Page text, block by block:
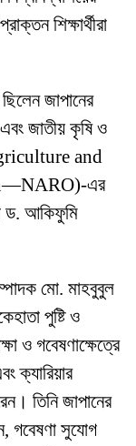
শিক্ষার্থীরা
জাপানের
জাতীয় কৃষি ও
and
এর
ড. আকিফুমি
মো. মাহবুবুল
পুষ্টি ও
ও গবেষণাক্ষেত্রে
ক্যারিয়ার
তিনি জাপানের
গবেষণা সুযোগ